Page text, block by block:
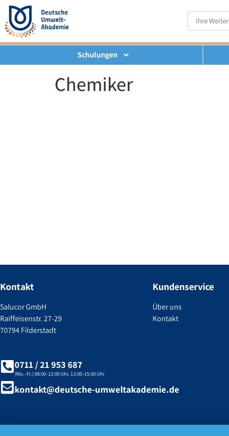
Schulungen
Chemiker
Kontakt
Salucor GmbH
Raiffeisenstr. 27-29
70794 Filderstadt
Kundenservice
Über uns
Kontakt
0711 / 21 953 687
(Mo.–Fr.) 08:00–12:00 Uhr, 13:00–15:00 Uhr
kontakt@deutsche-umweltakademie.de